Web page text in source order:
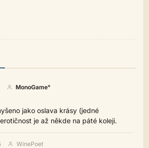
MonoGame°
jako oslava krásy (jedné
je až někde na páté koleji.
WinePoet